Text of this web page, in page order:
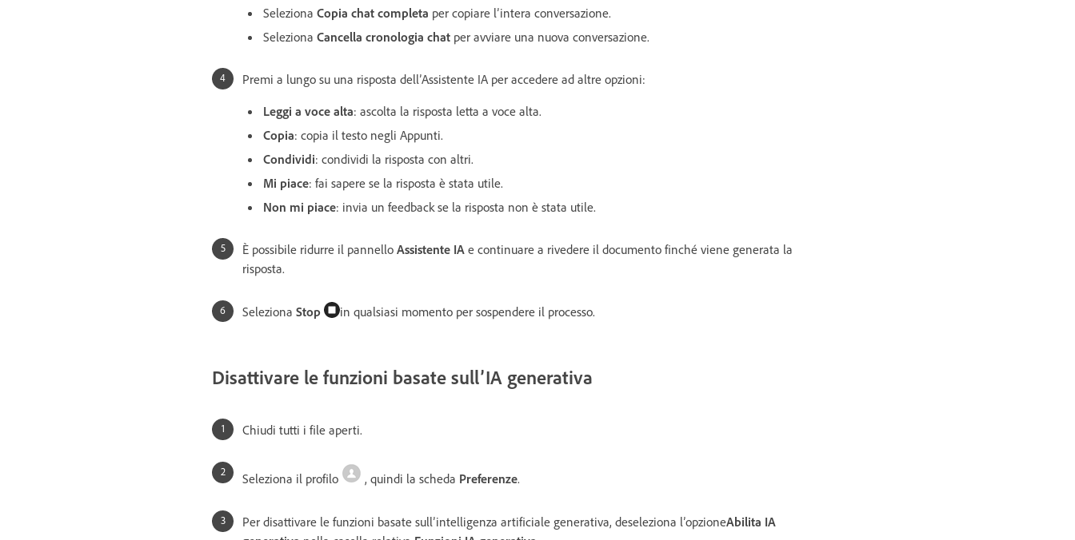
Seleziona Copia chat completa per copiare l’intera conversazione.
Seleziona Cancella cronologia chat per avviare una nuova conversazione.
Premi a lungo su una risposta dell’Assistente IA per accedere ad altre opzioni:
Leggi a voce alta: ascolta la risposta letta a voce alta.
Copia: copia il testo negli Appunti.
Condividi: condividi la risposta con altri.
Mi piace: fai sapere se la risposta è stata utile.
Non mi piace: invia un feedback se la risposta non è stata utile.
È possibile ridurre il pannello Assistente IA e continuare a rivedere il documento finché viene generata la
risposta.
Seleziona Stop in qualsiasi momento per sospendere il processo.
Disattivare le funzioni basate sull’IA generativa
Chiudi tutti i file aperti.
Seleziona il profilo , quindi la scheda Preferenze.
Per disattivare le funzioni basate sull’intelligenza artificiale generativa, deseleziona l’opzioneAbilita IA